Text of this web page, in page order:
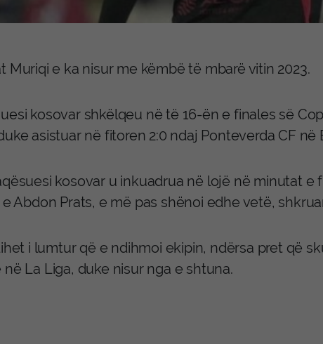
Muriqi e ka nisur me këmbë të mbarë vitin 2023.
kosovar shkëlqeu në të 16-ën e finales së
asistuar në fitoren 2:0 ndaj Ponteverda CF në
kosovar u inkuadrua në lojë në minutat e
Abdon Prats, e më pas shënoi edhe vetë,
i lumtur që e ndihmoi ekipin, ndërsa pret që
në La Liga, duke nisur nga e shtuna.